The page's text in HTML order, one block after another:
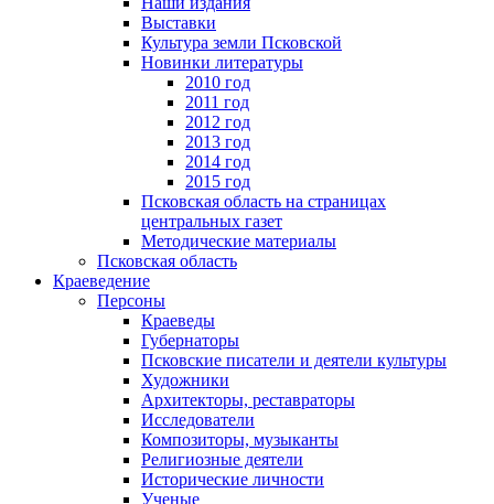
Выставки
Культура земли Псковской
Новинки литературы
2010 год
2011 год
2012 год
2013 год
2014 год
2015 год
Псковская область на страницах
центральных газет
Методические материалы
Псковская область
Краеведение
Персоны
Краеведы
Губернаторы
Псковские писатели и деятели культуры
Художники
Архитекторы, реставраторы
Исследователи
Композиторы, музыканты
Религиозные деятели
Исторические личности
Ученые